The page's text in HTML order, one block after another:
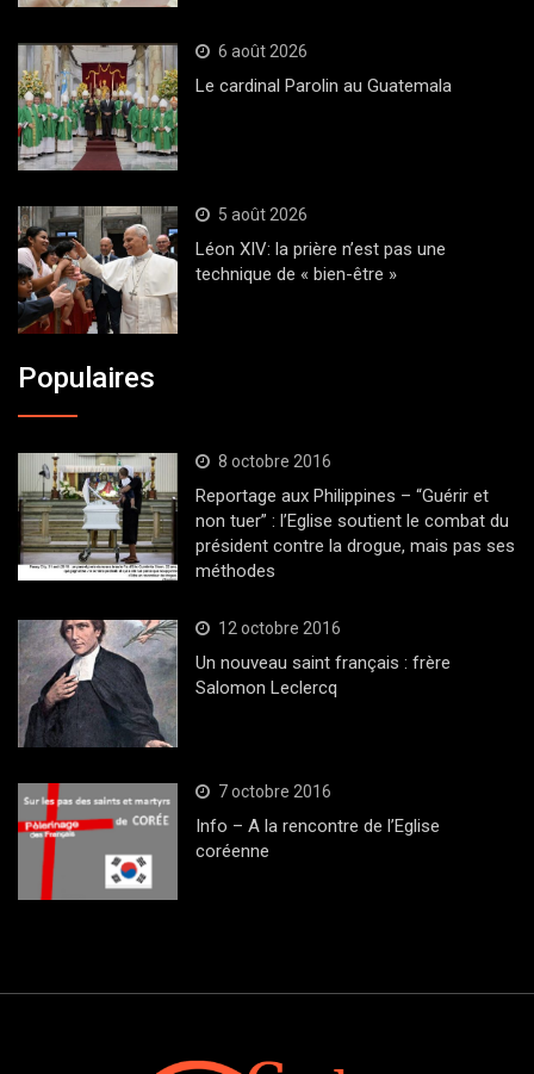
6 août 2026
Le cardinal Parolin au Guatemala
5 août 2026
Léon XIV: la prière n’est pas une
technique de « bien-être »
Populaires
8 octobre 2016
Reportage aux Philippines – “Guérir et
non tuer” : l’Eglise soutient le combat du
président contre la drogue, mais pas ses
méthodes
12 octobre 2016
Un nouveau saint français : frère
Salomon Leclercq
7 octobre 2016
Info – A la rencontre de l’Eglise
coréenne